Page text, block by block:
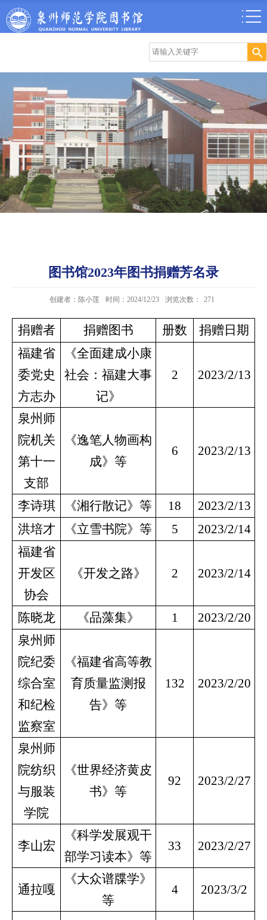
图书馆2023年图书捐赠芳名录
创建者：陈小莲 时间：2024/12/23 浏览次数： 271
捐赠者 捐赠图书 册数
捐赠日期
福建省
委党史
方志办
《全面建成小康
社会：福建大事
记》
2 2023/2/13
泉州师
院机关
第十一
支部
《逸笔人物画构
成》等
6 2023/2/13
李诗琪 《湘行散记》等 18
2023/2/13
洪培才
《立雪书院》等 5
2023/2/14
福建省
开发区
协会
《开发之路》 2 2023/2/14
陈晓龙 《品藻集》 1
2023/2/20
泉州师
院纪委
综合室
和纪检
监察室
《福建省高等教
育质量监测报
告》等
132 2023/2/20
泉州师
院纺织
与服装
学院
《世界经济黄皮
书》等
92 2023/2/27
李山宏
《科学发展观干
部学习读本》等
33 2023/2/27
通拉嘎
《大众谱牒学》
等
4 2023/3/2